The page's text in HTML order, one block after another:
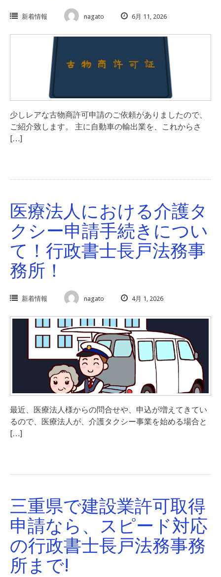
新着情報 nagato 6月 11, 2026
少しレアな古物商許可申請のご依頼がありましたので、
ご紹介致します。 主に自動車の輸出業を、これからさ
[…]
医療法人における介護タ
クシー申請手続きについ
て！行政書士長戸法務事
務所！
新着情報 nagato 4月 1, 2026
最近、医療法人様からの問合せや、申込が増えてきてい
るので、医療法人が、介護タクシー事業を始める場合と
[…]
三重県で建設業許可取得
申請なら、スピード対応
の行政書士長戸法務事務
所まで!